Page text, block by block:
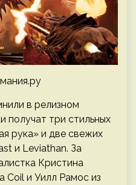
в релизном
получат три стильных
рука» и две свежих
и Leviathan. За
Кристина
Coil и Уилл Рамос из